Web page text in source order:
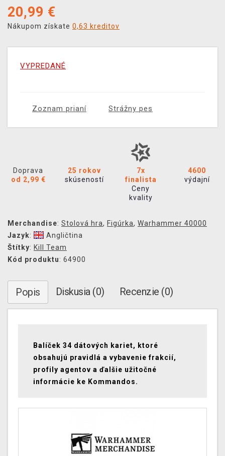
20,99 €
Nákupom získate 0,63 kreditov
VYPREDANÉ
Zoznam prianí Strážny pes
Doprava
od 2,99 €
25 rokov
skúseností
7x
finalista
Ceny
kvality
4600
výdajní
Merchandise: Stolová hra, Figúrka, Warhammer 40000
Jazyk:
Angličtina
Štítky: Kill Team
Kód produktu: 64900
Popis Diskusia (0) Recenzie (0)
Balíček 34 dátových kariet, ktoré
obsahujú pravidlá a vybavenie frakcií,
profily agentov a ďalšie užitočné
informácie ke Kommandos.